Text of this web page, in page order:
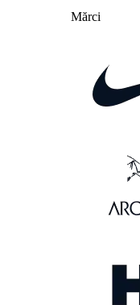
Mărci